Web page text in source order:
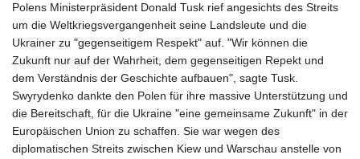
Polens Ministerpräsident Donald Tusk rief angesichts des Streits
um die Weltkriegsvergangenheit seine Landsleute und die
Ukrainer zu "gegenseitigem Respekt" auf. "Wir können die
Zukunft nur auf der Wahrheit, dem gegenseitigen Repekt und
dem Verständnis der Geschichte aufbauen", sagte Tusk.
Swyrydenko dankte den Polen für ihre massive Unterstützung und
die Bereitschaft, für die Ukraine "eine gemeinsame Zukunft" in der
Europäischen Union zu schaffen. Sie war wegen des
diplomatischen Streits zwischen Kiew und Warschau anstelle von